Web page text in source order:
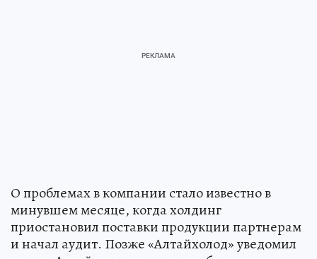
О проблемах в компании стало известно в
минувшем месяце, когда холдинг
приостановил поставки продукции партнерам
и начал аудит. Позже «Алтайхолод» уведомил